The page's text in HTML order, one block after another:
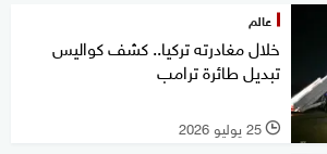
عالم
خلال مغادرته تركيا.. كشف كواليس
تبديل طائرة ترامب
l 25 يوليو 2026